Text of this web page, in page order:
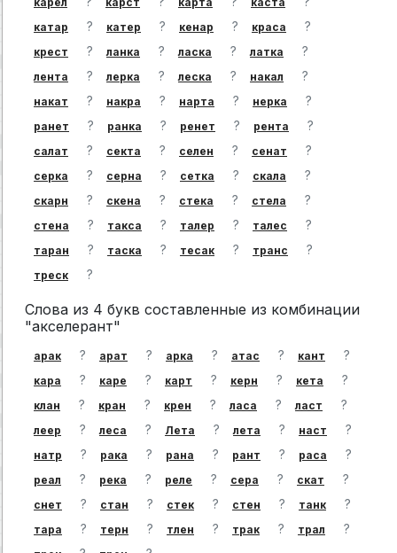
катар ? катер ? кенар ? краса ?
крест ? ланка ? ласка ? латка ?
лента ? лерка ? леска ? накал ?
накат ? накра ? нарта ? нерка ?
ранет ? ранка ? ренет ? рента ?
салат ? секта ? селен ? сенат ?
серка ? серна ? сетка ? скала ?
скарн ? скена ? стека ? стела ?
стена ? такса ? талер ? талес ?
таран ? таска ? тесак ? транс ?
треск ?
Слова из 4 букв составленные из комбинации
"акселерант"
арак ? арат ? арка ? атас ? кант ?
кара ? каре ? карт ? керн ? кета ?
клан ? кран ? крен ? ласа ? ласт ?
леер ? леса ? Лета ? лета ? наст ?
натр ? рака ? рана ? рант ? раса ?
реал ? река ? реле ? сера ? скат ?
снет ? стан ? стек ? стен ? танк ?
тара ? терн ? тлен ? трак ? трал ?